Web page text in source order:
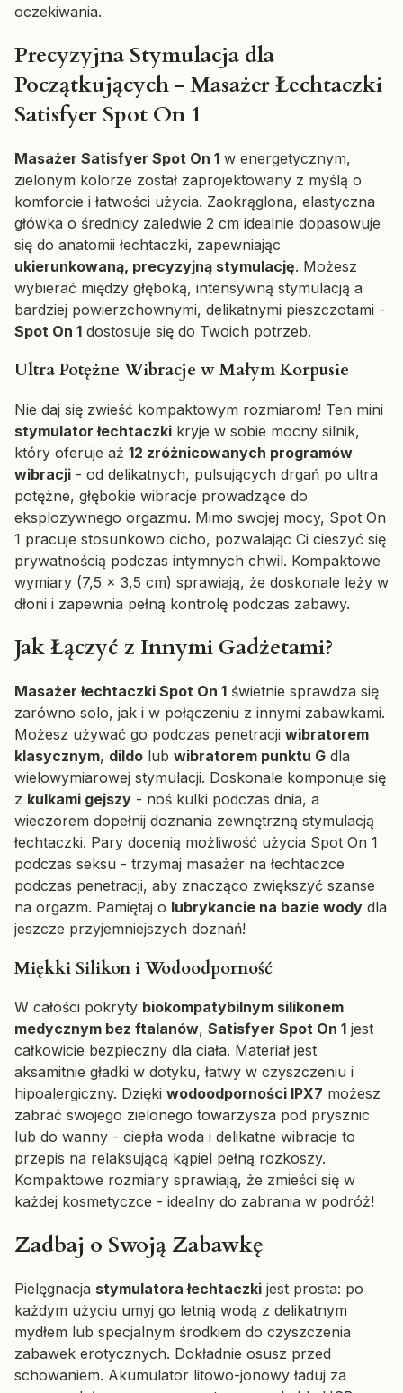
oczekiwania.
Precyzyjna Stymulacja dla
Początkujących - Masażer Łechtaczki
Satisfyer Spot On 1
Masażer Satisfyer Spot On 1 w energetycznym,
zielonym kolorze został zaprojektowany z myślą o
komforcie i łatwości użycia. Zaokrąglona, elastyczna
główka o średnicy zaledwie 2 cm idealnie dopasowuje
się do anatomii łechtaczki, zapewniając
ukierunkowaną, precyzyjną stymulację. Możesz
wybierać między głęboką, intensywną stymulacją a
bardziej powierzchownymi, delikatnymi pieszczotami -
Spot On 1 dostosuje się do Twoich potrzeb.
Ultra Potężne Wibracje w Małym Korpusie
Nie daj się zwieść kompaktowym rozmiarom! Ten mini
stymulator łechtaczki kryje w sobie mocny silnik,
który oferuje aż 12 zróżnicowanych programów
wibracji - od delikatnych, pulsujących drgań po ultra
potężne, głębokie wibracje prowadzące do
eksplozywnego orgazmu. Mimo swojej mocy, Spot On
1 pracuje stosunkowo cicho, pozwalając Ci cieszyć się
prywatnością podczas intymnych chwil. Kompaktowe
wymiary (7,5 x 3,5 cm) sprawiają, że doskonale leży w
dłoni i zapewnia pełną kontrolę podczas zabawy.
Jak Łączyć z Innymi Gadżetami?
Masażer łechtaczki Spot On 1 świetnie sprawdza się
zarówno solo, jak i w połączeniu z innymi zabawkami.
Możesz używać go podczas penetracji wibratorem
klasycznym, dildo lub wibratorem punktu G dla
wielowymiarowej stymulacji. Doskonale komponuje się
z kulkami gejszy - noś kulki podczas dnia, a
wieczorem dopełnij doznania zewnętrzną stymulacją
łechtaczki. Pary docenią możliwość użycia Spot On 1
podczas seksu - trzymaj masażer na łechtaczce
podczas penetracji, aby znacząco zwiększyć szanse
na orgazm. Pamiętaj o lubrykancie na bazie wody dla
jeszcze przyjemniejszych doznań!
Miękki Silikon i Wodoodporność
W całości pokryty biokompatybilnym silikonem
medycznym bez ftalanów, Satisfyer Spot On 1 jest
całkowicie bezpieczny dla ciała. Materiał jest
aksamitnie gładki w dotyku, łatwy w czyszczeniu i
hipoalergiczny. Dzięki wodoodporności IPX7 możesz
zabrać swojego zielonego towarzysza pod prysznic
lub do wanny - ciepła woda i delikatne wibracje to
przepis na relaksującą kąpiel pełną rozkoszy.
Kompaktowe rozmiary sprawiają, że zmieści się w
każdej kosmetyczce - idealny do zabrania w podróż!
Zadbaj o Swoją Zabawkę
Pielęgnacja stymulatora łechtaczki jest prosta: po
każdym użyciu umyj go letnią wodą z delikatnym
mydłem lub specjalnym środkiem do czyszczenia
zabawek erotycznych. Dokładnie osusz przed
schowaniem. Akumulator litowo-jonowy ładuj za